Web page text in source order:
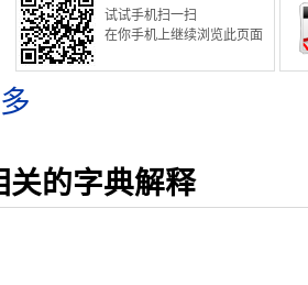
试试手机扫一扫
在你手机上继续浏览此页面
关的字典解释